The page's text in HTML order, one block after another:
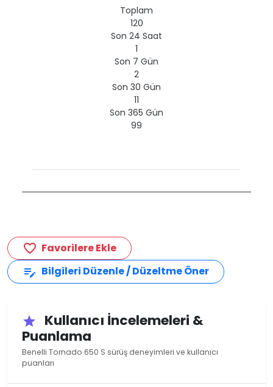
Toplam
120
Son 24 Saat
1
Son 7 Gün
2
Son 30 Gün
11
Son 365 Gün
99
favorite_border Favorilere Ekle
edit_note Bilgileri Düzenle / Düzeltme Öner
star
Kullanıcı İncelemeleri &
Puanlama
Benelli Tornado 650 S sürüş deneyimleri ve kullanıcı
puanları